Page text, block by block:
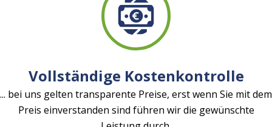
Vollständige Kostenkontrolle
... bei uns gelten transparente Preise, erst wenn Sie mit dem
Preis einverstanden sind führen wir die gewünschte